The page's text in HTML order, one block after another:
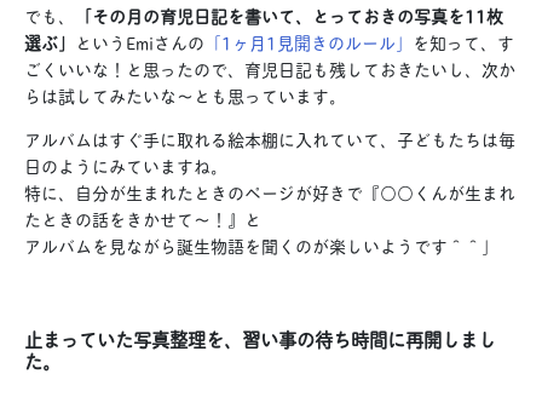
でも、
「その月の育児日記を書いて、とっておきの写真を11枚
選ぶ」 というEmiさんの 「1ヶ月1見開きのルール」 を知って、す
ごくいいな！と思ったので、育児日記も残しておきたいし、次か
らは試してみたいな〜とも思っています。
アルバムはすぐ手に取れる絵本棚に入れていて、子どもたちは毎
日のようにみていますね。
特に、自分が生まれたときのページが好きで『○○くんが生まれ
たときの話をきかせて〜！』と
アルバムを見ながら誕生物語を聞くのが楽しいようです＾＾」
止まっていた写真整理を、習い事の待ち時間に再開しまし
た。